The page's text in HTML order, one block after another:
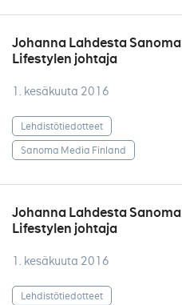
Johanna Lahdesta Sanoma
Lifestylen johtaja
1. kesäkuuta 2016
Lehdistötiedotteet
Sanoma Media Finland
Johanna Lahdesta Sanoma
Lifestylen johtaja
1. kesäkuuta 2016
Lehdistötiedotteet